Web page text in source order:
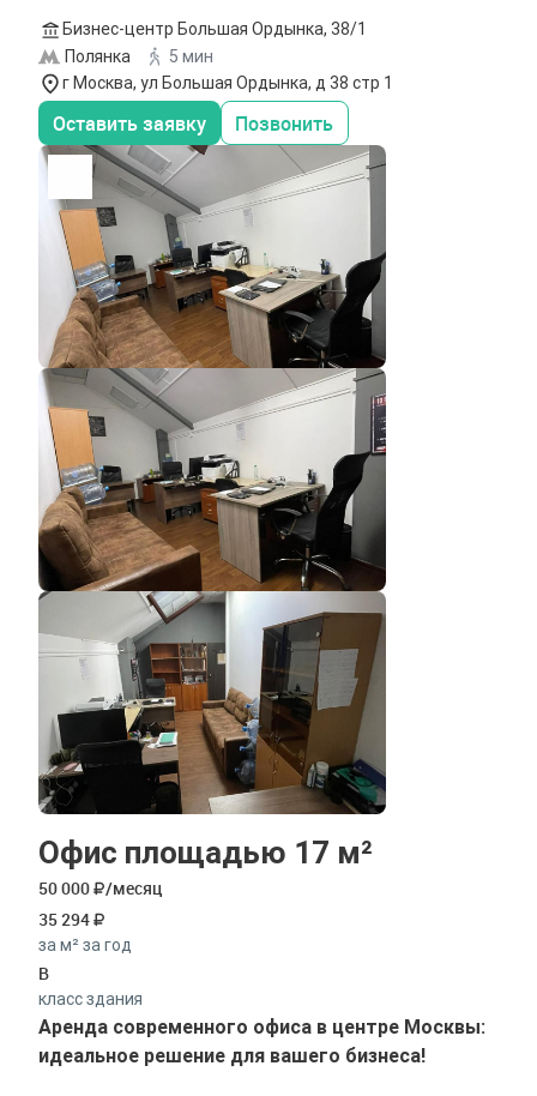
Бизнес-центр Большая Ордынка, 38/1
Полянка
5 мин
г Москва, ул Большая Ордынка, д 38 стр 1
Оставить заявку Позвонить
Офис площадью 17 м²
50 000
/месяц
35 294
за м² за год
B
класс здания
Аренда современного офиса в центре Москвы:
идеальное решение для вашего бизнеса!